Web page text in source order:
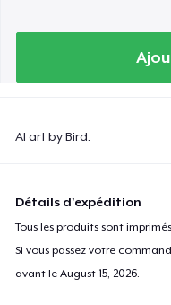
AI art by Bird.
Détails d'expédition
Tous les produits sont
Si vous passez votre
avant leAugust 15, 2026